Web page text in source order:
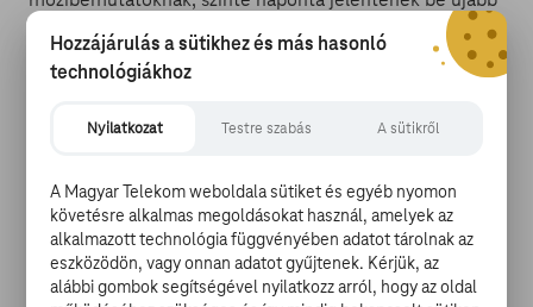
halasztásokat. A Pixar stúdió legújabb animációs filmje,
a Lelki ismeretek sem úszta meg, az eredetileg júniusra
tervezett mozipremiert eltolták novemberre, ám
jelentették be, hogy új alkotásukat mozikban nem, csak
megtekinteni december 25-étől. A Lelki ismereteket
Pete Docter rendezi, aki a Fel!-t és az Agymanókat is
dirigálta, úgyhogy ezúttal is egy igazán szívmelengető
és elgondolkodtató történetre számíthatunk. Az
animációs film egy iskolai zenetanárról, Joe Gardnerről
Hozzájárulás a sütikhez és más hasonló
technológiákhoz
Nyilatkozat Testre szabás A sütikről
A Magyar Telekom weboldala sütiket és egyéb nyomon
követésre alkalmas megoldásokat használ, amelyek az
alkalmazott technológia függvényében adatot tárolnak az
eszközödön, vagy onnan adatot gyűjtenek. Kérjük, az
alábbi gombok segítségével nyilatkozz arról, hogy az oldal